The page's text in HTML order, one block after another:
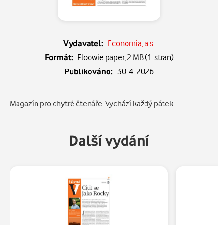
Vydavatel: Economia, a.s.
Formát: Floowie paper, 2 MB(1 stran)
Publikováno: 30. 4. 2026
Popis
Magazín pro chytré čtenáře. Vychází každý pátek.
Další vydání